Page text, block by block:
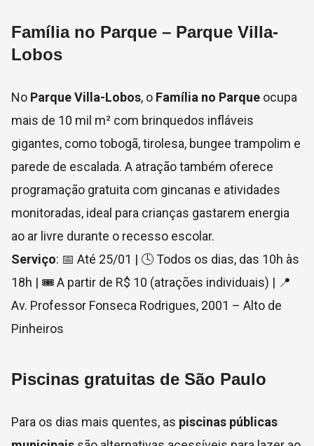
Família no Parque – Parque Villa-
Lobos
No Parque Villa-Lobos, o Família no Parque ocupa
mais de 10 mil m² com brinquedos infláveis
gigantes, como tobogã, tirolesa, bungee trampolim e
parede de escalada. A atração também oferece
programação gratuita com gincanas e atividades
monitoradas, ideal para crianças gastarem energia
ao ar livre durante o recesso escolar.
Serviço: 📅 Até 25/01 | 🕓 Todos os dias, das 10h às
18h | 🎟 A partir de R$ 10 (atrações individuais) | 📍
Av. Professor Fonseca Rodrigues, 2001 – Alto de
Pinheiros
Piscinas gratuitas de São Paulo
Para os dias mais quentes, as piscinas públicas